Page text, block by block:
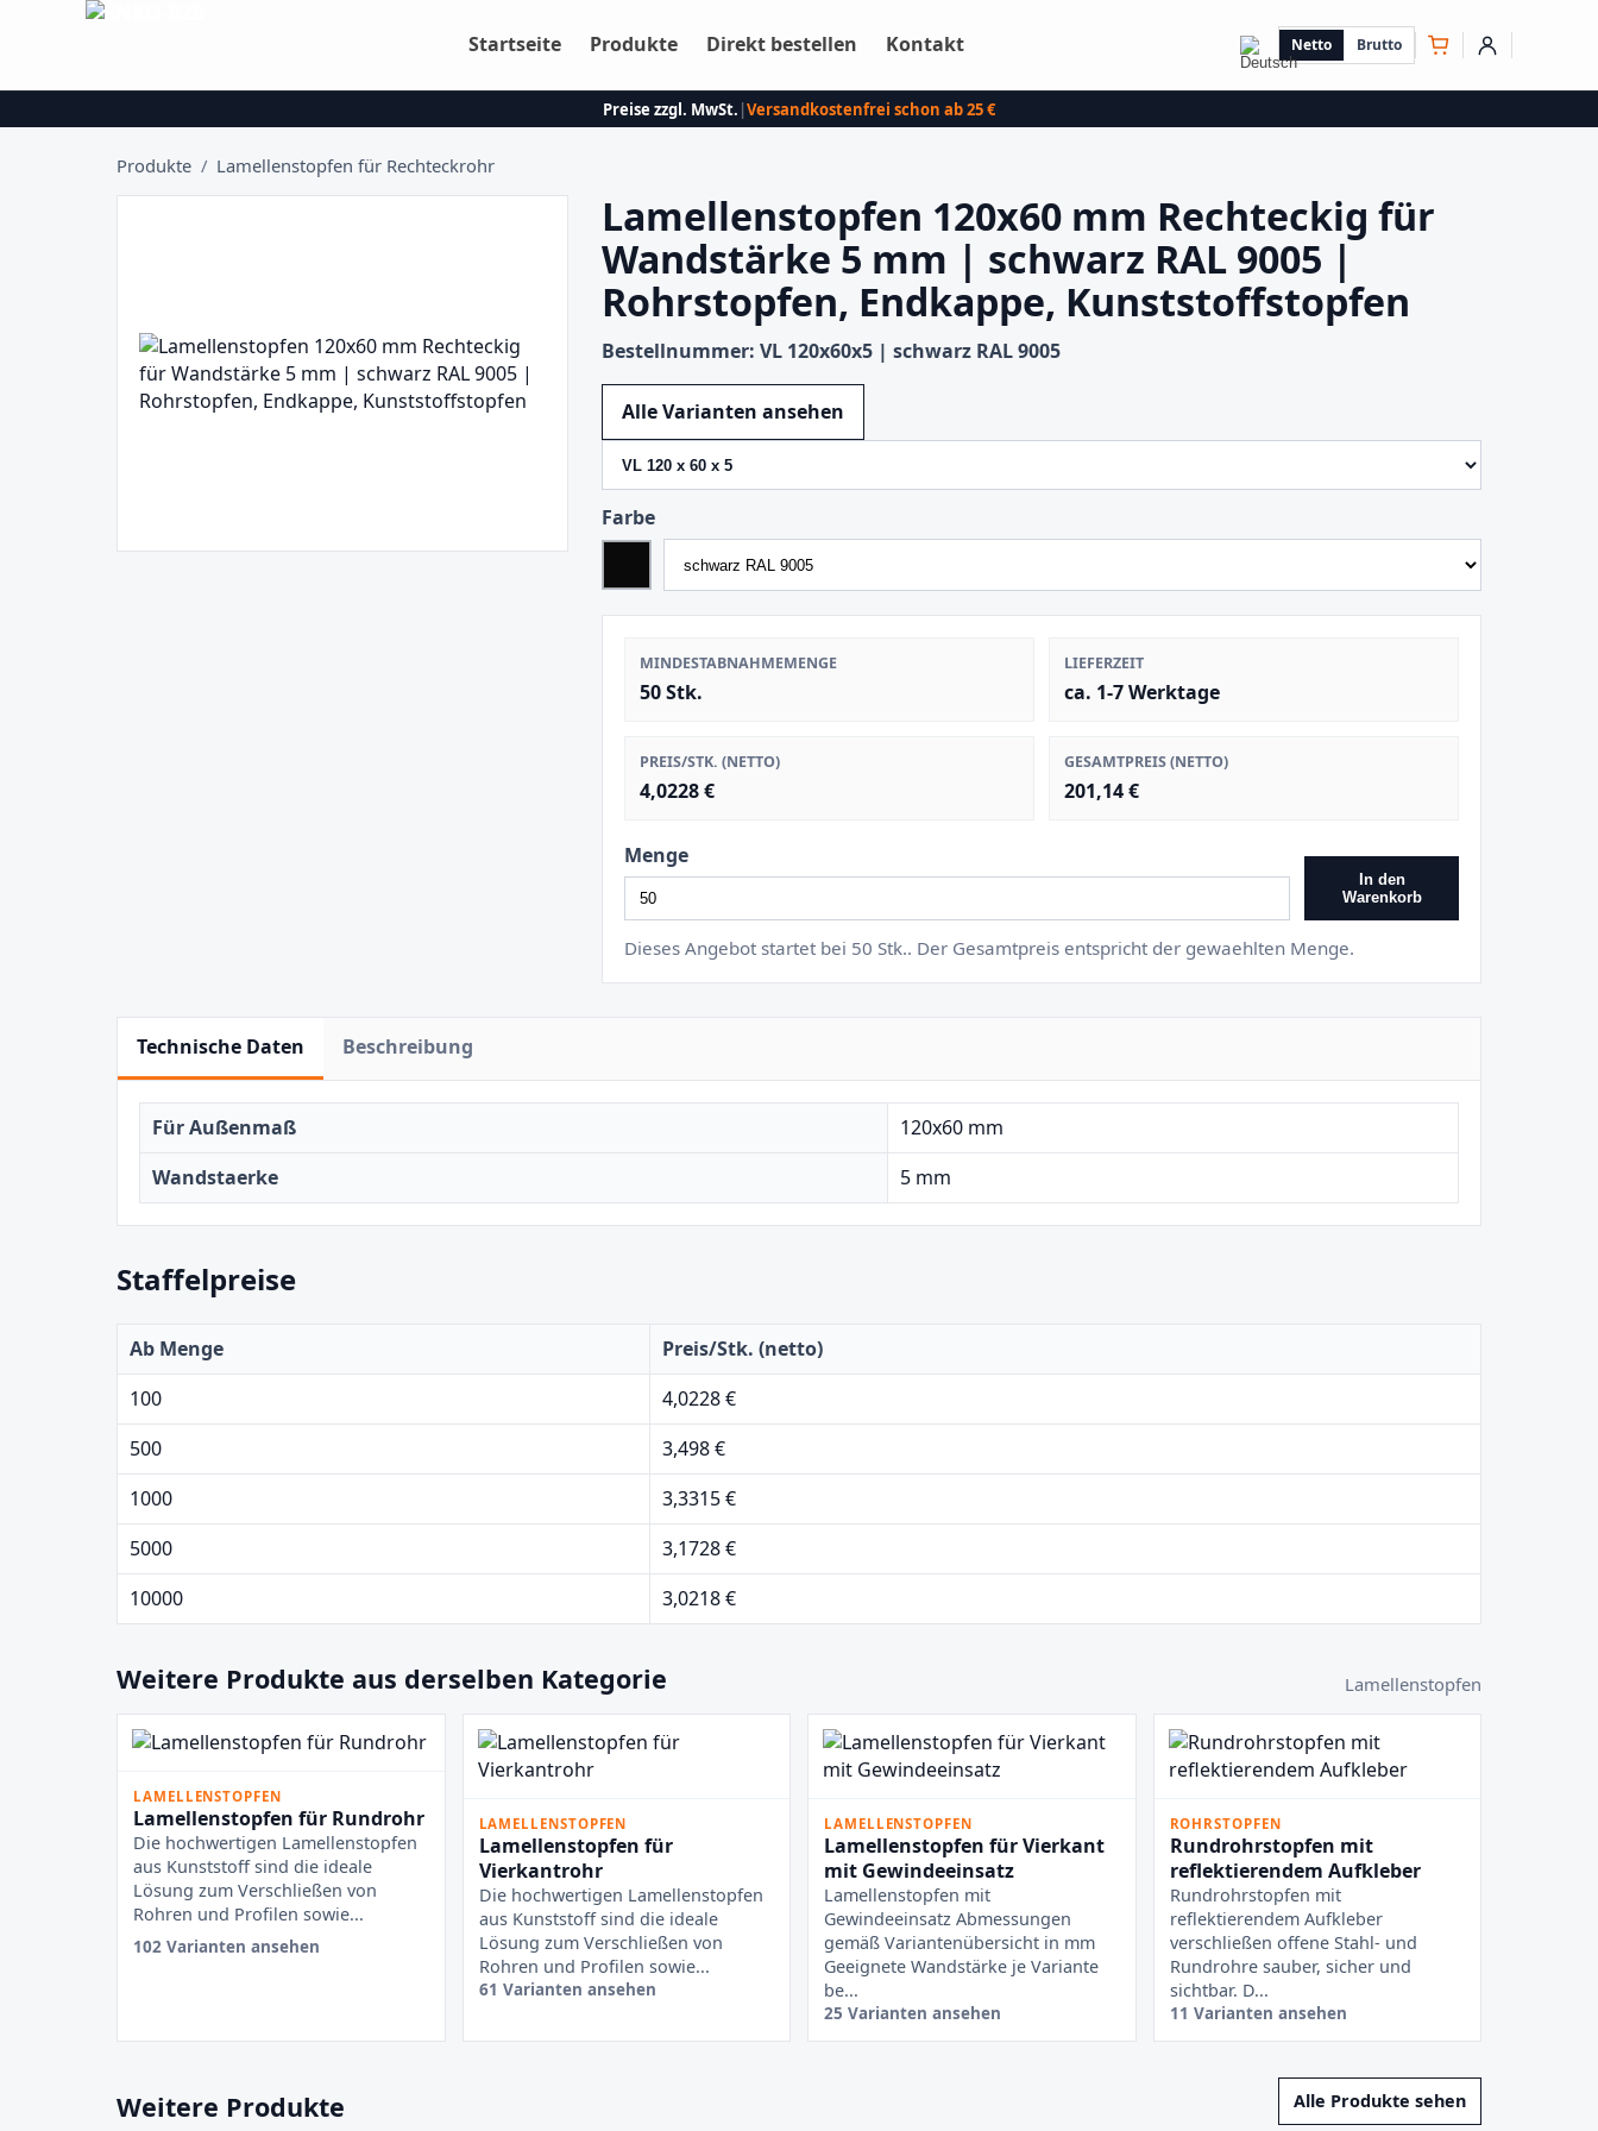
Startseite Produkte Direkt bestellen Kontakt Netto Brutto
Preise zzgl. MwSt. |Versandkostenfrei schon ab 25 €
Produkte / Lamellenstopfen für Rechteckrohr
Lamellenstopfen 120x60 mm Rechteckig für
Wandstärke 5 mm | schwarz RAL 9005 |
Rohrstopfen, Endkappe, Kunststoffstopfen
Bestellnummer: VL 120x60x5 | schwarz RAL 9005
Alle Varianten ansehen
Farbe
MINDESTABNAHMEMENGE
50 Stk.
LIEFERZEIT
ca. 1-7 Werktage
PREIS/STK. (NETTO)
4,0228 €
GESAMTPREIS (NETTO)
201,14 €
Menge
In den
Warenkorb
Dieses Angebot startet bei 50 Stk.. Der Gesamtpreis entspricht der gewaehlten Menge.
Technische Daten Beschreibung
Für Außenmaß
120x60 mm
Wandstaerke
5 mm
Staffelpreise
Ab Menge
Preis/Stk. (netto)
100
4,0228 €
500
3,498 €
1000
3,3315 €
5000
3,1728 €
10000
3,0218 €
Weitere Produkte aus derselben Kategorie Lamellenstopfen
LAMELLENSTOPFEN
Lamellenstopfen für Rundrohr
Die hochwertigen Lamellenstopfen
aus Kunststoff sind die ideale
Lösung zum Verschließen von
Rohren und Profilen sowie...
102 Varianten ansehen
LAMELLENSTOPFEN
Lamellenstopfen für
Vierkantrohr
Die hochwertigen Lamellenstopfen
aus Kunststoff sind die ideale
Lösung zum Verschließen von
Rohren und Profilen sowie...
61 Varianten ansehen
LAMELLENSTOPFEN
Lamellenstopfen für Vierkant
mit Gewindeeinsatz
Lamellenstopfen mit
Gewindeeinsatz Abmessungen
gemäß Variantenübersicht in mm
Geeignete Wandstärke je Variante
be...
25 Varianten ansehen
ROHRSTOPFEN
Rundrohrstopfen mit
reflektierendem Aufkleber
Rundrohrstopfen mit
reflektierendem Aufkleber
verschließen offene Stahl- und
Rundrohre sauber, sicher und
sichtbar. D...
11 Varianten ansehen
Weitere Produkte Alle Produkte sehen